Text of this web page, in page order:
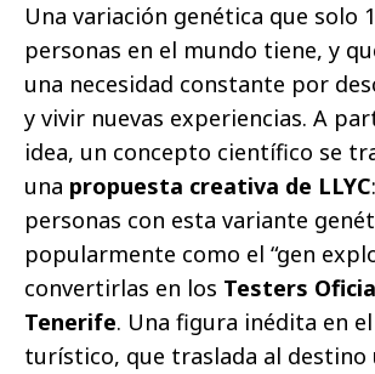
Una variación genética que solo
personas en el mundo tiene, y
una necesidad constante por
y vivir nuevas experiencias. A
idea, un concepto científico se
una propuesta creativa de LLYC
personas con esta variante
popularmente como el “gen
convertirlas en los Testers
Tenerife. Una figura inédita en
turístico, que traslada al destino